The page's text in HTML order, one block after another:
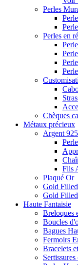
Perles
Perles en
Chèques
Métaux précieux
Argent 925
Fils
Plaqué Or
Gold
Gold
Haute Fantaisie
Breloques
Boucles
Bagues
Fermoirs
Bracelets